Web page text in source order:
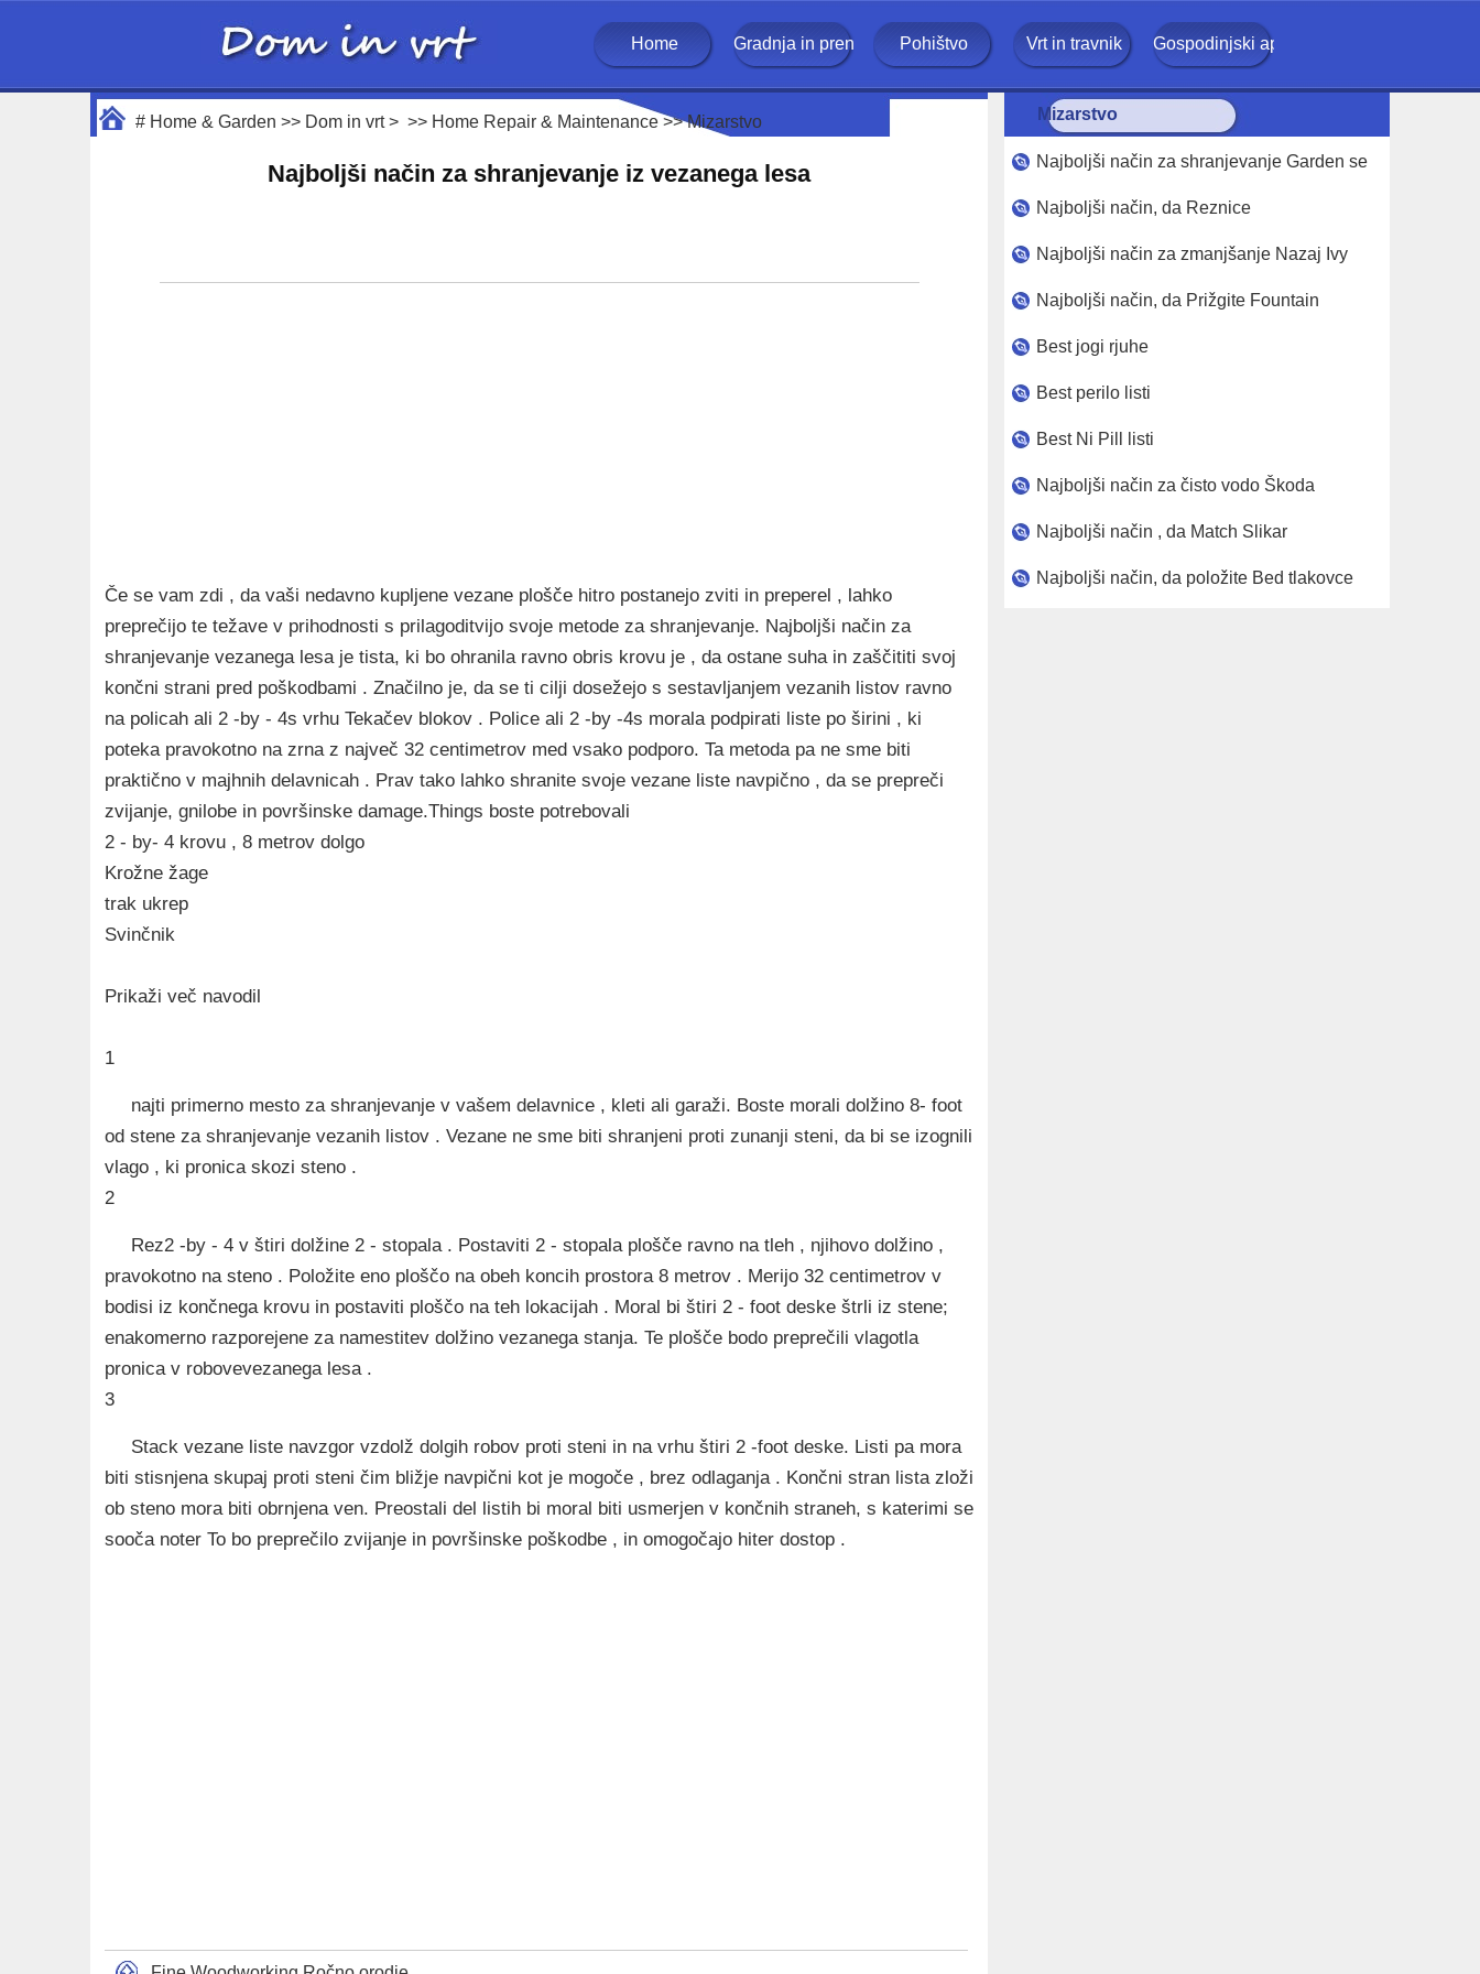
Home Gradnja in prenova Pohištvo Vrt in travnik Gospodinjski aparati
# Home & Garden >> Dom in vrt> >> Home Repair & Maintenance>>Mizarstvo
Najboljši način za shranjevanje iz vezanega lesa
Če se vam zdi , da vaši nedavno kupljene vezane plošče hitro postanejo zviti in preperel , lahko
preprečijo te težave v prihodnosti s prilagoditvijo svoje metode za shranjevanje. Najboljši način za
shranjevanje vezanega lesa je tista, ki bo ohranila ravno obris krovu je , da ostane suha in zaščititi svoj ​​
končni strani pred poškodbami . Značilno je, da se ti cilji dosežejo s sestavljanjem vezanih listov ravno
na policah ali 2 -by - 4s vrhu Tekačev blokov . Police ali 2 -by -4s morala podpirati liste po širini , ki
poteka pravokotno na zrna z največ 32 centimetrov med vsako podporo. Ta metoda pa ne sme biti
praktično v majhnih delavnicah . Prav tako lahko shranite svoje vezane liste navpično , da se prepreči
zvijanje, gnilobe in površinske damage.Things boste potrebovali
2 - by- 4 krovu , 8 metrov dolgo
Krožne žage
trak ukrep
Svinčnik
Prikaži več navodil
1
najti primerno mesto za shranjevanje v vašem delavnice , kleti ali garaži. Boste morali dolžino 8- foot
od stene za shranjevanje vezanih listov . Vezane ne sme biti shranjeni proti zunanji steni, da bi se izognili
vlago , ki pronica skozi steno .
2
Rez2 -by - 4 v štiri dolžine 2 - stopala . Postaviti 2 - stopala plošče ravno na tleh , njihovo dolžino ,
pravokotno na steno . Položite eno ploščo na obeh koncih prostora 8 metrov . Merijo 32 centimetrov v
bodisi iz končnega krovu in postaviti ploščo na teh lokacijah . Moral bi štiri 2 - foot deske štrli iz stene;
enakomerno razporejene za namestitev dolžino vezanega stanja. Te plošče bodo preprečili vlagotla
pronica v robovevezanega lesa .
3
Stack vezane liste navzgor vzdolž dolgih robov proti steni in na vrhu štiri 2 -foot deske. Listi pa mora
biti stisnjena skupaj proti steni čim bližje navpični kot je mogoče , brez odlaganja . Končni stran lista zloži
ob steno mora biti obrnjena ven. Preostali del listih bi moral biti usmerjen v končnih straneh, s katerimi se
sooča noter To bo preprečilo zvijanje in površinske poškodbe , in omogočajo hiter dostop .
Mizarstvo
Najboljši način za shranjevanje Garden seme
Najboljši način, da Reznice
Najboljši način za zmanjšanje Nazaj Ivy
Najboljši način, da Prižgite Fountain
Best jogi rjuhe
Best perilo listi
Best Ni Pill listi
Najboljši način za čisto vodo Škoda
Najboljši način , da Match Slikar
Najboljši način, da položite Bed tlakovce